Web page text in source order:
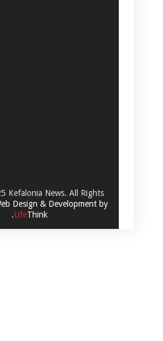
Kefalonia News. All Rights
Design & Development by
.LifeThink